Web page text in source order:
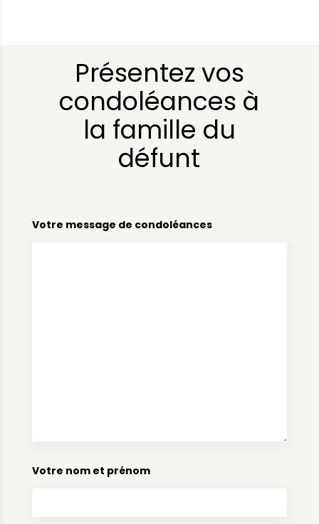
Présentez vos
condoléances à
la famille du
défunt
Votre message de condoléances
Votre nom et prénom